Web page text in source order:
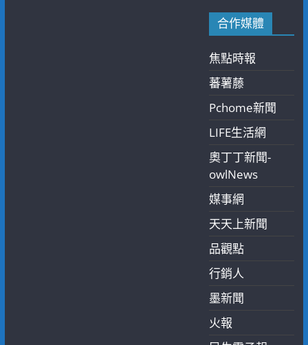
合作媒體
焦點時報
蕃薯藤
Pchome新聞
LIFE生活網
奧丁丁新聞-
owlNews
媒事網
天天上新聞
品觀點
行銷人
墨新聞
火報